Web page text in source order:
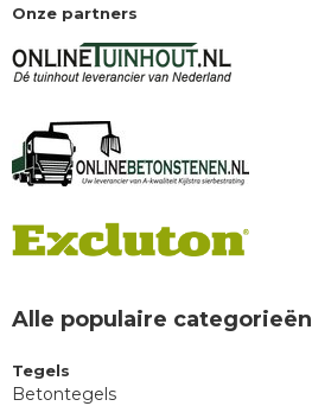
Onze partners
Alle populaire categorieën
Tegels
Betontegels